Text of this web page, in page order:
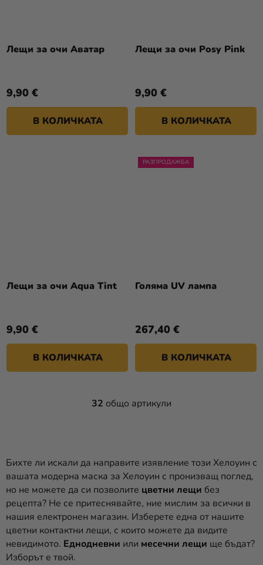
Лещи за очи Аватар
9,90 €
В КОЛИЧКАТА
Лещи за очи Posy Pink
9,90 €
В КОЛИЧКАТА
Лещи за очи Aqua Tint
9,90 €
В КОЛИЧКАТА
РАЗПРОДАЖБА
Голяма UV лампа
267,40 €
В КОЛИЧКАТА
К
Р
О
Л
Н
И
Е
Л
Е
32 общо артикули
Бихте ли искали да направите изявление този Хелоуин с
вашата модерна маска за Хелоуин с пронизващ поглед,
но не можете да си позволите цветни лещи без
рецепта? Не се притеснявайте, ние мислим за всички в
нашия електронен магазин. Изберете една от нашите
цветни контактни лещи, с които можете да видите
невидимото. Еднодневни или месечни лещи ще бъдат?
Изборът е твой.